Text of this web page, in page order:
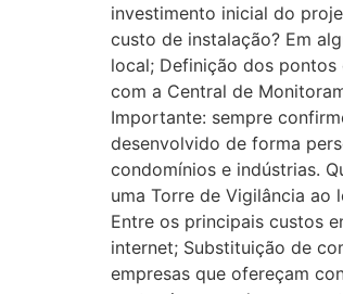
investimento inicial do
custo de instalação? Em
local; Definição dos pontos
com a Central de
Importante: sempre
desenvolvido de forma
condomínios e indústrias.
uma Torre de Vigilância
Entre os principais custos
internet; Substituição de
empresas que ofereçam